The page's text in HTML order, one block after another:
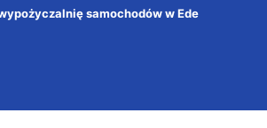
samochodów w Ede